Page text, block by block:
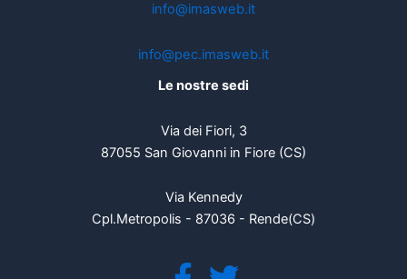
info@imasweb.it
info@pec.imasweb.it
Le nostre sedi
Via dei Fiori, 3
87055 San Giovanni in Fiore (CS)
Via Kennedy
Cpl.Metropolis - 87036 - Rende(CS)